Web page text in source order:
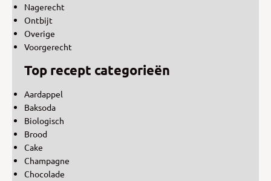
Nagerecht
Ontbijt
Overige
Voorgerecht
Top recept categorieën
Aardappel
Baksoda
Biologisch
Brood
Cake
Champagne
Chocolade